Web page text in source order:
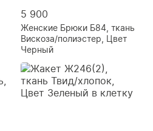
5 900
Женские Брюки Б84, ткань
Вискоза/полиэстер, Цвет
Черный